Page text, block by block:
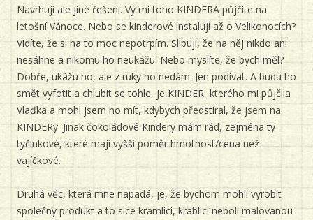
Navrhuji ale jiné řešení. Vy mi toho KINDERA půjčíte na
letošní Vánoce. Nebo se kinderové instalují až o Velikonocích?
Vidíte, že si na to moc nepotrpím. Slibuji, že na něj nikdo ani
nesáhne a nikomu ho neukážu. Nebo myslíte, že bych měl?
Dobře, ukážu ho, ale z ruky ho nedám. Jen podívat. A budu ho
smět vyfotit a chlubit se tohle, je KINDER, kterého mi půjčila
Vlaďka a mohl jsem ho mít, kdybych předstíral, že jsem na
KINDERy. Jinak čokoládové Kindery mám rád, zejména ty
tyčinkové, které mají vyšší poměr hmotnost/cena než
vajíčkové.
Druhá věc, která mne napadá, je, že bychom mohli vyrobit
společný produkt a to sice kramlici, krablici neboli malovanou